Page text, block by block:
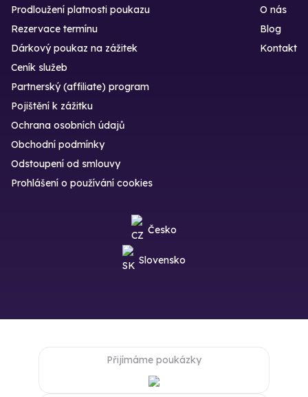
Prodloužení platnosti poukazu
Rezervace termínu
Dárkový poukaz na zážitek
O nás
Blog
Kontakt
Ceník služeb
Partnerský (affiliate) program
Pojištění k zážitku
Ochrana osobních údajů
Obchodní podmínky
Odstoupení od smlouvy
Prohlášení o používání cookies
Česko
Slovensko
Přijímáme poukázky